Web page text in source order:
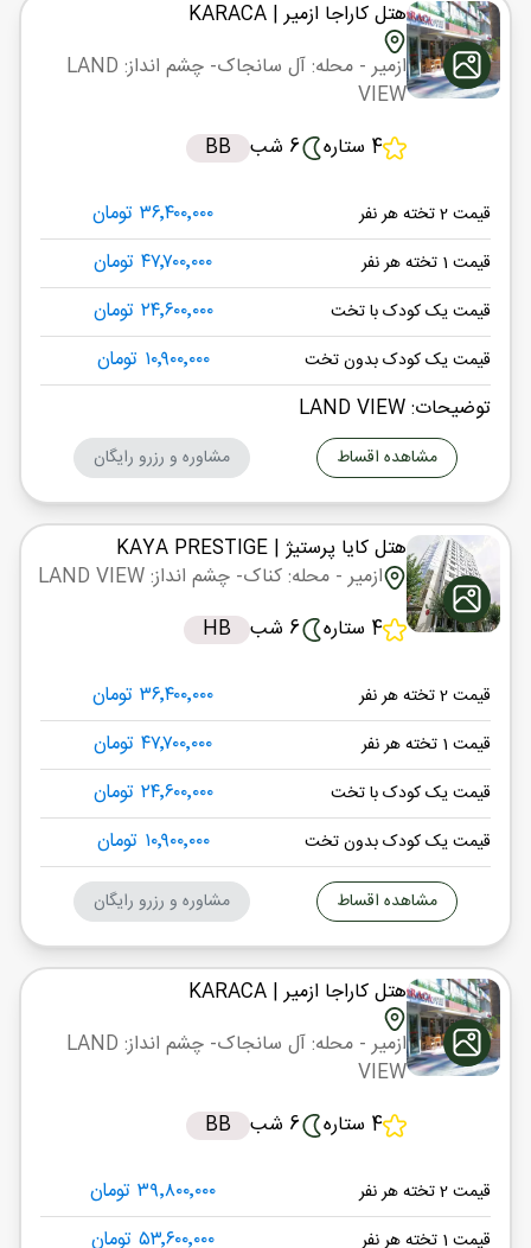
هتل کاراجا ازمیر| KARACA
ازمیر- محله: آل سانجاک
- چشم انداز: LAND
VIEW
4 ستاره
6 شب BB
قیمت 2 تخته هر نفر ۳۶٬۴۰۰٬۰۰۰ تومان
قیمت 1 تخته هر نفر ۴۷٬۷۰۰٬۰۰۰ تومان
قیمت یک کودک با تخت ۲۴٬۶۰۰٬۰۰۰ تومان
قیمت یک کودک بدون تخت
۱۰٬۹۰۰٬۰۰۰ تومان
توضیحات: LAND VIEW
مشاهده اقساط مشاوره و رزرو رایگان
هتل کایا پرستیژ | KAYA PRESTIGE
ازمیر- محله: کناک- چشم انداز: LAND VIEW
4 ستاره
6 شب HB
قیمت 2 تخته هر نفر ۳۶٬۴۰۰٬۰۰۰ تومان
قیمت 1 تخته هر نفر ۴۷٬۷۰۰٬۰۰۰ تومان
قیمت یک کودک با تخت ۲۴٬۶۰۰٬۰۰۰ تومان
قیمت یک کودک بدون تخت ۱۰٬۹۰۰٬۰۰۰ تومان
مشاهده اقساط مشاوره و رزرو رایگان
هتل کاراجا ازمیر| KARACA
ازمیر- محله: آل سانجاک
- چشم انداز: LAND
VIEW
4 ستاره
6 شب BB
قیمت 2 تخته هر نفر ۳۹٬۸۰۰٬۰۰۰ تومان
قیمت 1 تخته هر نفر ۵۳٬۶۰۰٬۰۰۰ تومان